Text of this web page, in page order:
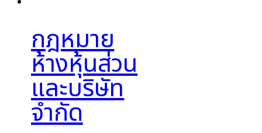
กฎหมาย
ห้างหุ้นส่วน
และบริษัท
จำกัด